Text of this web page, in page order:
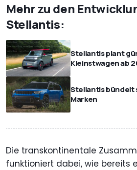
Mehr zu den
Stellantis:
Stellantis plant
Kleinstwagen ab
Stellantis bündelt
Marken
Die transkontinentale
funktioniert dabei, wie bereits